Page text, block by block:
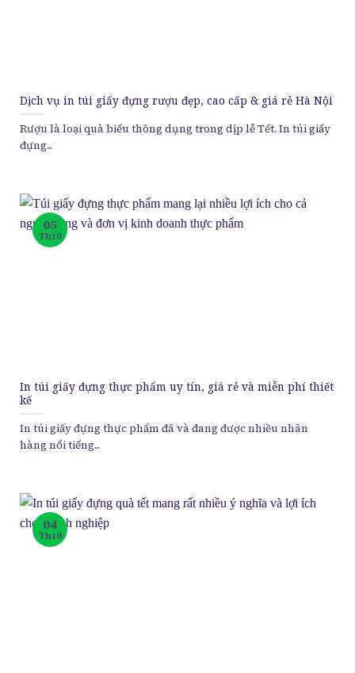
Dịch vụ in túi giấy đựng rượu đẹp, cao cấp & giá rẻ Hà Nội
Rượu là loại quà biếu thông dụng trong dịp lễ Tết. In túi giấy
đựng...
In túi giấy đựng thực phẩm uy tín, giá rẻ và miễn phí thiết
kế
In túi giấy đựng thực phẩm đã và đang được nhiều nhãn
hàng nổi tiếng...
05
Th10
04
Th10